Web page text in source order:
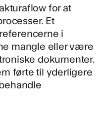
for at
. Et
i
mangle eller være
dokumenter.
førte til yderligere